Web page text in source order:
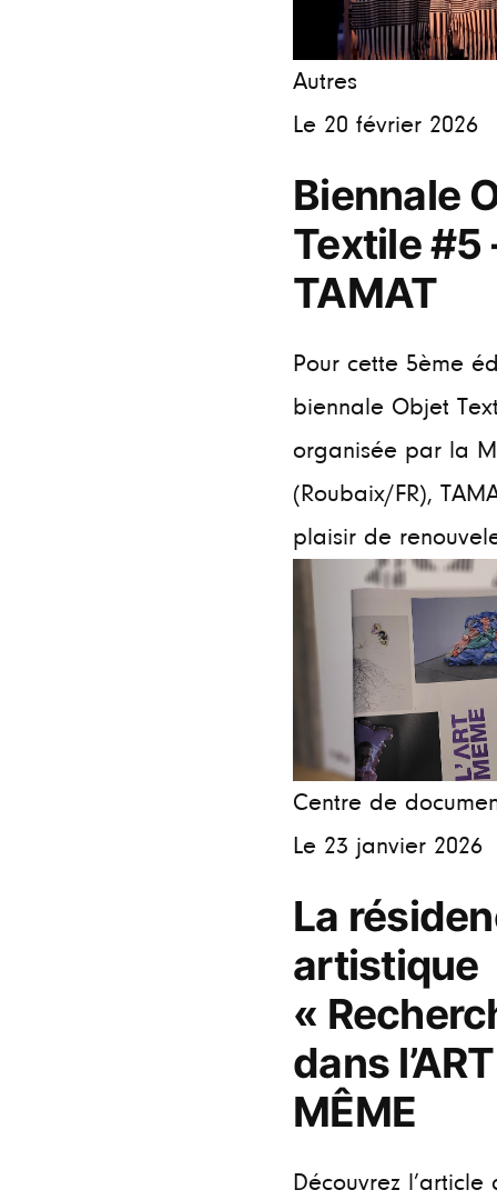
Autres
Le 20 février 2026
Biennale
Textile #5
TAMAT
Pour cette 5ème
biennale Objet
organisée par la
(Roubaix/FR),
plaisir de
Centre de
Le 23 janvier 2026
La
artistique
«
dans l’ART
MÊME
Découvrez l’article